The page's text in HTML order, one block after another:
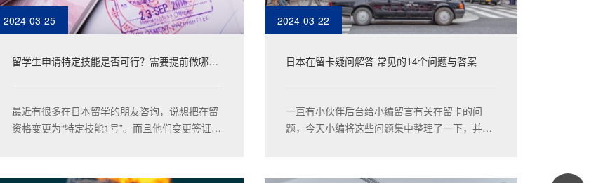
2024-03-25
留学生申请特定技能是否可行？需要提前做哪些
最近有很多在日本留学的朋友咨询，说想把在留
资格变更为“特定技能1号”。而且他们变更签证的
2024-03-22
日本在留卡疑问解答 常见的14个问题与答案
一直有小伙伴后台给小编留言有关在留卡的问
题，今天小编将这些问题集中整理了一下，并一